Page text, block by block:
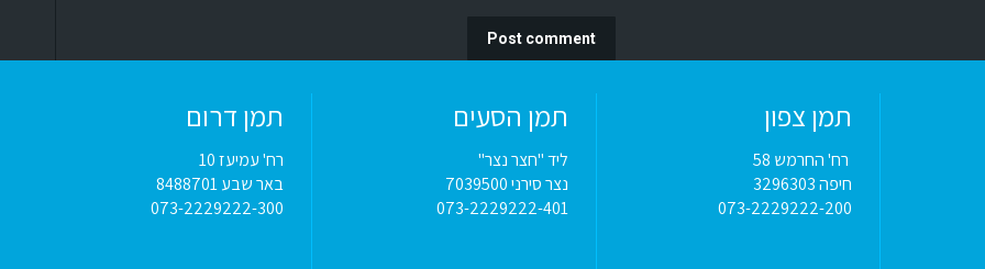
Post comment
תמן צפון
רח' החרמש 58
חיפה 3296303
073-2229222-200
תמן הסעים
ליד "חצר נצר"
נצר סירני 7039500
073-2229222-401
תמן דרום
רח' עמיעז 10
באר שבע 8488701
073-2229222-300